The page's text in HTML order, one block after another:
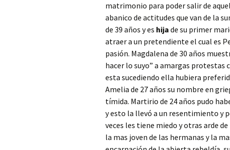
matrimonio para poder salir de
abanico de actitudes que van de la
de 39 años y es hija de su primer
atraer a un pretendiente el cual es
pasión. Magdalena de 30 años
hacer lo suyo” a amargas protestas
esta sucediendo ella hubiera
Amelia de 27 años su nombre en
tímida. Martirio de 24 años pudo
y esto la llevó a un resentimiento y
veces les tiene miedo y otras arde
la mas joven de las hermanas y la